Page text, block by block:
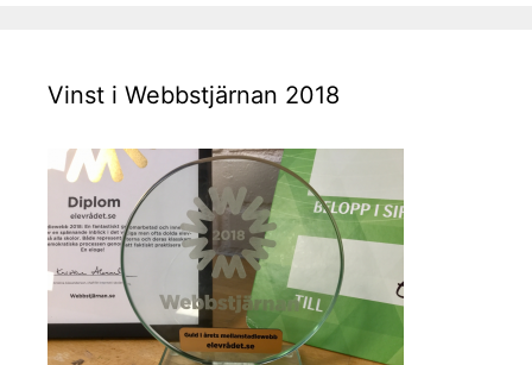
Vinst i Webbstjärnan 2018